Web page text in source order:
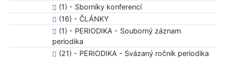
(1) - Sborníky konferencí
(16) - ČLÁNKY
(1) - PERIODIKA - Souborný záznam
periodika
(21) - PERIODIKA - Svázaný ročník periodika